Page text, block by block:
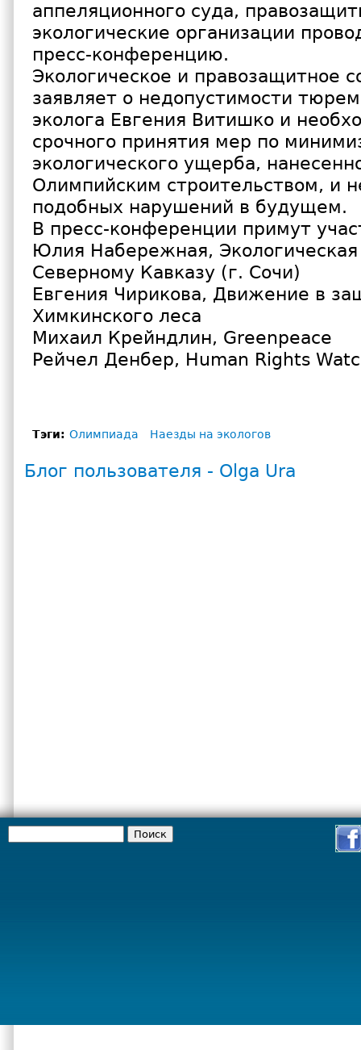
аппеляционного суда,
экологические организации
пресс-конференцию.
Экологическое и правозащитное
заявляет о недопустимости
эколога Евгения Витишко и
срочного принятия мер по
экологического ущерба,
Олимпийским строительством, и
подобных нарушений в будущем.
В пресс-конференции примут
Юлия Набережная, Экологическая
Северному Кавказу (г. Сочи)
Евгения Чирикова, Движение в
Химкинского леса
Михаил Крейндлин, Greenpeace
Рейчел Денбер, Human Rights
Тэги: Олимпиада Наезды на экологов
Блог пользователя - Olga Ura